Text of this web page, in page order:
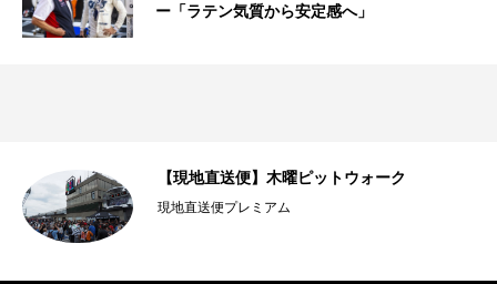
ー「ラテン気質から安定感へ」
【現地直送便】木曜ピットウォーク
現地直送便プレミアム